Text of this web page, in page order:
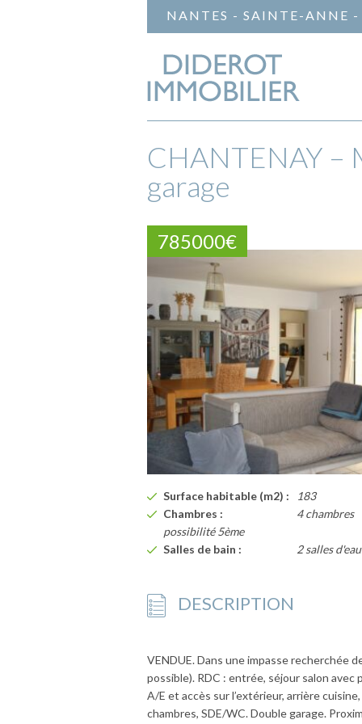
NANTES - SAINTE-ANNE
CHANTENAY –
garage
785000€
Surface habitable (m2) :
183
Chambres :
4 chambres
possibilité 5ème
Salles de bain :
2 salles d'eau
DESCRIPTION
VENDUE. Dans une impasse recherchée
possible). RDC : entrée, séjour salon
A/E et accès sur l’extérieur, arrière
chambres, SDE/WC. Double garage.